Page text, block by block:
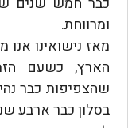
ומרווחת.
מאז נישואינו
הארץ, כשעם
שהצפיפות כבר
בסלון כבר ארבע